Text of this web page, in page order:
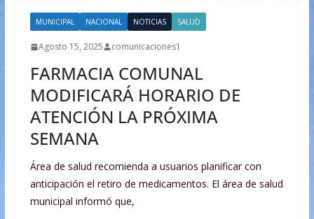
MUNICIPAL NACIONAL NOTICIAS SALUD
Agosto 15, 2025 comunicaciones1
FARMACIA COMUNAL
MODIFICARÁ HORARIO DE
ATENCIÓN LA PRÓXIMA
SEMANA
Área de salud recomienda a usuarios planificar con
anticipación el retiro de medicamentos. El área de salud
municipal informó que,